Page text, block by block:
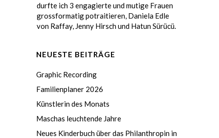
durfte ich 3 engagierte und mutige Frauen
grossformatig potraitieren, Daniela Edle
von Raffay, Jenny Hirsch und Hatun Sürücü.
NEUESTE BEITRÄGE
Graphic Recording
Familienplaner 2026
Künstlerin des Monats
Maschas leuchtende Jahre
Neues Kinderbuch über das Philanthropin in